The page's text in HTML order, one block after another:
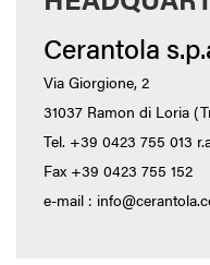
Cerantola
Via Giorgione, 2
31037 Ramon di Loria
Tel. +39 0423 755 013
Fax +39 0423 755 152
e-mail :